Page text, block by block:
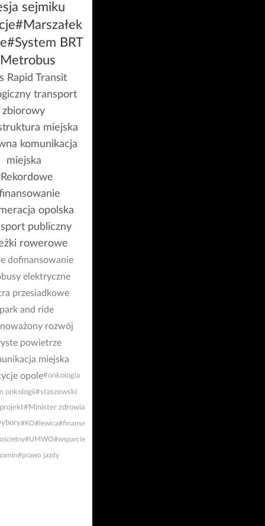
sejmiku
#Marszałek
#System BRT
Rapid Transit
transport
zbiorowy
miejska
komunikacja
miejska
opolska
publiczny
rowerowe
dofinansowanie
elektryczne
przesiadkowe
and ride
rozwój
powietrze
miejska
opole#onkologia
onkologii#staszewski
#Minister zdrowia
#KO#lewica#finanse
#UMWO#wsparcie
#prawo jazdy